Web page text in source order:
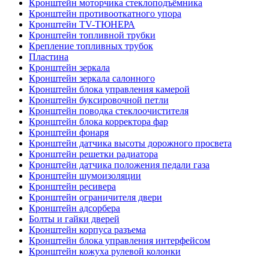
Кронштейн моторчика стеклоподъёмника
Кронштейн противооткатного упора
Кронштейн TV-ТЮНЕРА
Кронштейн топливной трубки
Крепление топливных трубок
Пластина
Кронштейн зеркала
Кронштейн зеркала салонного
Кронштейн блока управления камерой
Кронштейн буксировочной петли
Кронштейн поводка стеклоочистителя
Кронштейн блока корректора фар
Кронштейн фонаря
Кронштейн датчика высоты дорожного просвета
Кронштейн решетки радиатора
Кронштейн датчика положения педали газа
Кронштейн шумоизоляции
Кронштейн ресивера
Кронштейн ограничителя двери
Кронштейн адсорбера
Болты и гайки дверей
Кронштейн корпуса разъема
Кронштейн блока управления интерфейсом
Кронштейн кожуха рулевой колонки